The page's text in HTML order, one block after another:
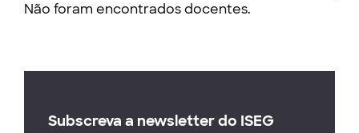
Não foram encontrados docentes.
Subscreva a newsletter do ISEG